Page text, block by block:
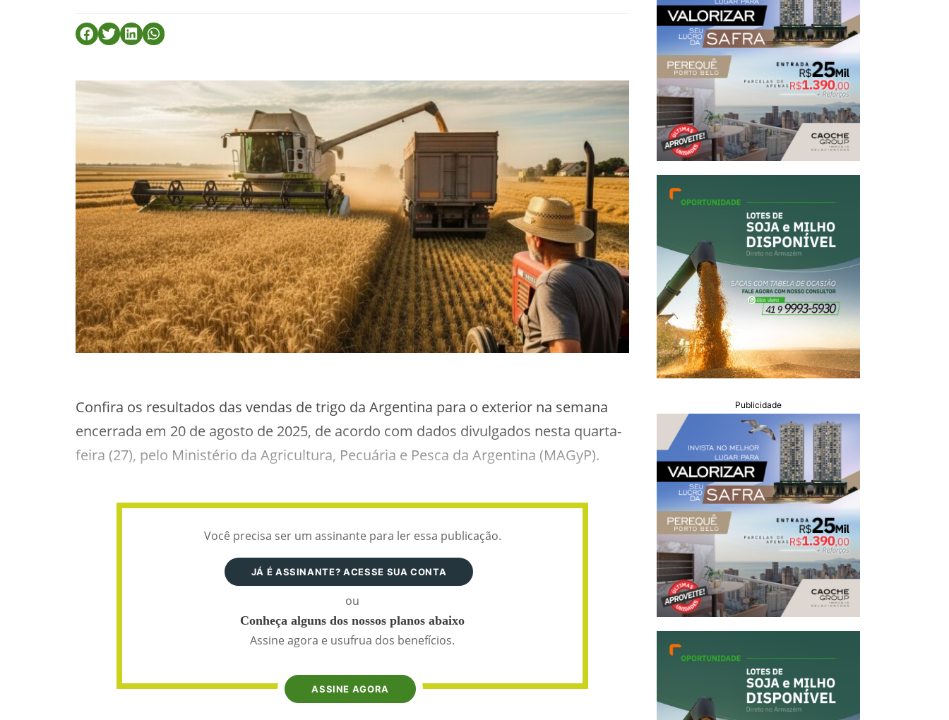
Confira os resultados das vendas de trigo da Argentina para o exterior na semana
encerrada em 20 de agosto de 2025, de acordo com dados divulgados nesta quarta-
feira (27), pelo Ministério da Agricultura, Pecuária e Pesca da Argentina (MAGyP).
Você precisa ser um assinante para ler essa publicação.
JÁ É ASSINANTE? ACESSE SUA CONTA
ou
Conheça alguns dos nossos planos abaixo
Assine agora e usufrua dos benefícios.
ASSINE AGORA
Publicidade